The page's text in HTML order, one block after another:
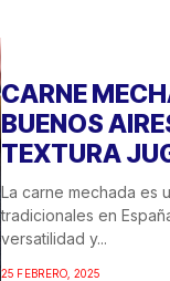
CARNE
BUENOS
TEXTURA
La carne mechada es
tradicionales en
versatilidad y...
25 FEBRERO, 2025